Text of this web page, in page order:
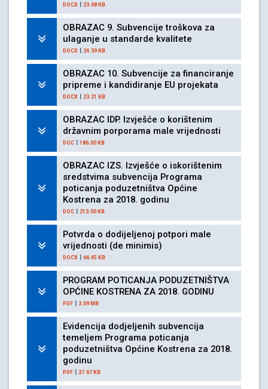
DOCX | 23.08 KB
OBRAZAC 9. Subvencije troškova za
ulaganje u standarde kvalitete
DOCX | 24.39 KB
OBRAZAC 10. Subvencije za financiranje
pripreme i kandidiranje EU projekata
DOCX | 23.21 KB
OBRAZAC IDP. Izvješće o korištenim
državnim porporama male vrijednosti
DOC | 186.00 KB
OBRAZAC IZS. Izvješće o iskorištenim
sredstvima subvencija Programa
poticanja poduzetništva Općine
Kostrena za 2018. godinu
DOC | 213.00 KB
Potvrda o dodijeljenoj potpori male
vrijednosti (de minimis)
DOCX | 66.45 KB
PROGRAM POTICANJA PODUZETNIŠTVA
OPĆINE KOSTRENA ZA 2018. GODINU
PDF | 3.09 MB
Evidencija dodjeljenih subvencija
temeljem Programa poticanja
poduzetništva Općine Kostrena za 2018.
godinu
PDF | 37.67 KB